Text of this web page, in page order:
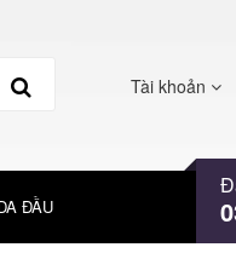
Tài khoản
ĐẦU